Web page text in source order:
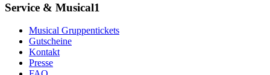
Service & Musical1
Musical Gruppentickets
Gutscheine
Kontakt
Presse